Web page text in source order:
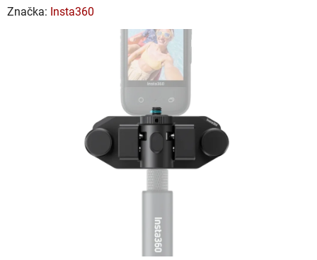
hodnocení
Značka: Insta360